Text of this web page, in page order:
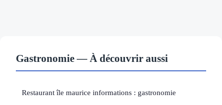
Gastronomie — À découvrir aussi
Restaurant île maurice informations : gastronomie